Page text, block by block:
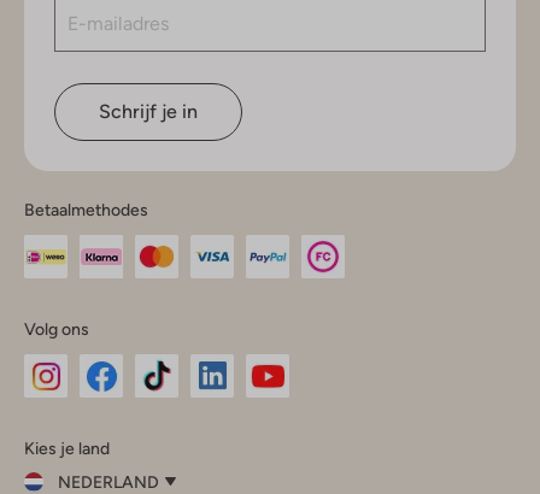
Schrijf je in
Betaalmethodes
Volg ons
InstagramFacebook
Kies je land
NEDERLAND